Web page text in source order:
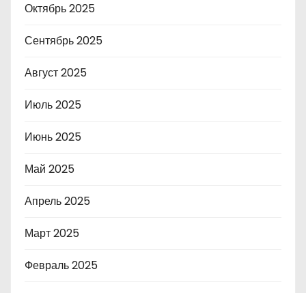
Октябрь 2025
Сентябрь 2025
Август 2025
Июль 2025
Июнь 2025
Май 2025
Апрель 2025
Март 2025
Февраль 2025